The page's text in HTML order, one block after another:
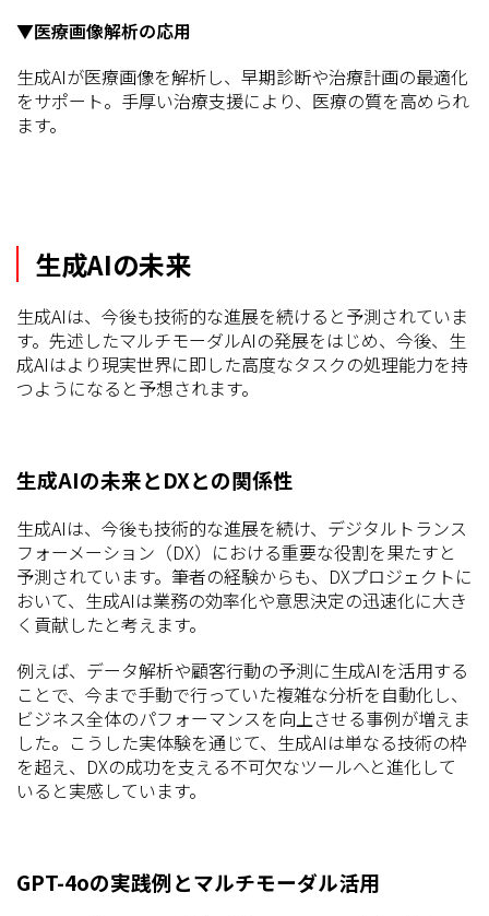
▼医療画像解析の応用
生成AIが医療画像を解析し、早期診断や治療計画の最適化
をサポート。手厚い治療支援により、医療の質を高められ
ます。
生成AIの未来
生成AIは、今後も技術的な進展を続けると予測されていま
す。先述したマルチモーダルAIの発展をはじめ、今後、生
成AIはより現実世界に即した高度なタスクの処理能力を持
つようになると予想されます。
生成AIの未来とDXとの関係性
生成AIは、今後も技術的な進展を続け、デジタルトランス
フォーメーション（DX）における重要な役割を果たすと
予測されています。筆者の経験からも、DXプロジェクトに
おいて、生成AIは業務の効率化や意思決定の迅速化に大き
く貢献したと考えます。
例えば、データ解析や顧客行動の予測に生成AIを活用する
ことで、今まで手動で行っていた複雑な分析を自動化し、
ビジネス全体のパフォーマンスを向上させる事例が増えま
した。こうした実体験を通じて、生成AIは単なる技術の枠
を超え、DXの成功を支える不可欠なツールへと進化して
いると実感しています。
GPT-4oの実践例とマルチモーダル活用